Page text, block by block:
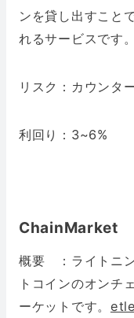
ンを貸し出すこと
れるサービスです。
リスク：カウンタ
利回り：3~6%
ChainMarket
概要 ：ライトニ
トコインのオンチ
ーケットです。